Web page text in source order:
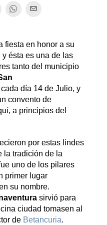
fiesta en honor a su
ésta es una de las
tanto del municipio
día 14 de Julio, y
convento de
a principios del
por estas lindes
la tradición de la
uno de los pilares
primer lugar
su nombre.
sirvió para
ciudad tomasen al
de Betancuria.